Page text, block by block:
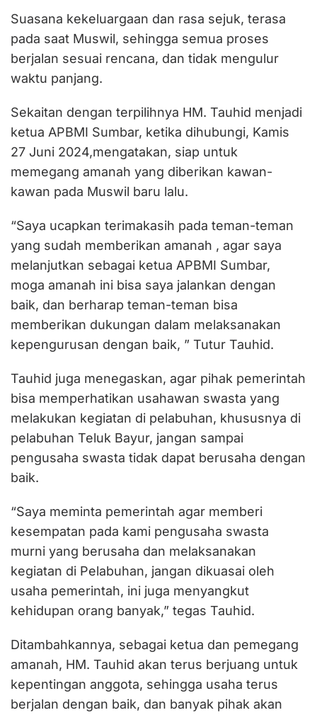
Suasana kekeluargaan dan rasa sejuk, terasa
pada saat Muswil, sehingga semua proses
berjalan sesuai rencana, dan tidak mengulur
waktu panjang.
Sekaitan dengan terpilihnya HM. Tauhid menjadi
ketua APBMI Sumbar, ketika dihubungi, Kamis
27 Juni 2024,mengatakan, siap untuk
memegang amanah yang diberikan kawan-
kawan pada Muswil baru lalu.
“Saya ucapkan terimakasih pada teman-teman
yang sudah memberikan amanah , agar saya
melanjutkan sebagai ketua APBMI Sumbar,
moga amanah ini bisa saya jalankan dengan
baik, dan berharap teman-teman bisa
memberikan dukungan dalam melaksanakan
kepengurusan dengan baik, ” Tutur Tauhid.
Tauhid juga menegaskan, agar pihak pemerintah
bisa memperhatikan usahawan swasta yang
melakukan kegiatan di pelabuhan, khususnya di
pelabuhan Teluk Bayur, jangan sampai
pengusaha swasta tidak dapat berusaha dengan
baik.
“Saya meminta pemerintah agar memberi
kesempatan pada kami pengusaha swasta
murni yang berusaha dan melaksanakan
kegiatan di Pelabuhan, jangan dikuasai oleh
usaha pemerintah, ini juga menyangkut
kehidupan orang banyak,” tegas Tauhid.
Ditambahkannya, sebagai ketua dan pemegang
amanah, HM. Tauhid akan terus berjuang untuk
kepentingan anggota, sehingga usaha terus
berjalan dengan baik, dan banyak pihak akan